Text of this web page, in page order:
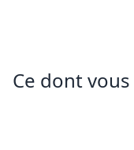
Ce dont